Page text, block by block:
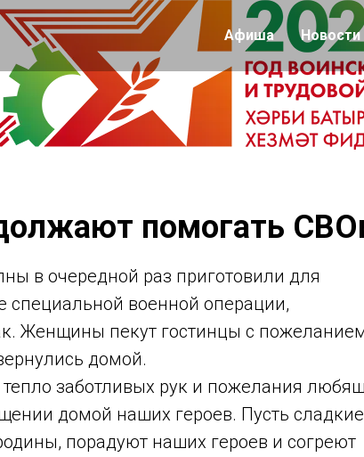
Афиша Новости
помогать
в очередной раз приготовили для
специальной военной операции,
Женщины пекут гостинцы с
домой.
заботливых рук и пожелания
домой наших героев. Пусть сладкие
порадуют наших героев и согреют